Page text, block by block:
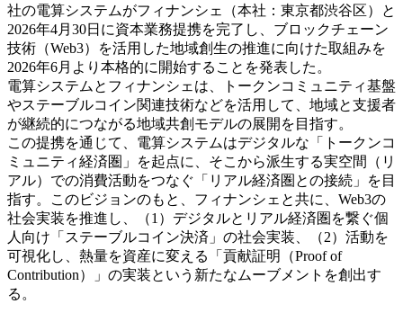
社の電算システムがフィナンシェ（本社：東京都渋谷区）と
2026年4月30日に資本業務提携を完了し、ブロックチェーン
技術（Web3）を活用した地域創生の推進に向けた取組みを
2026年6月より本格的に開始することを発表した。
電算システムとフィナンシェは、トークンコミュニティ基盤
やステーブルコイン関連技術などを活用して、地域と支援者
が継続的につながる地域共創モデルの展開を目指す。
この提携を通じて、電算システムはデジタルな「トークンコ
ミュニティ経済圏」を起点に、そこから派生する実空間（リ
アル）での消費活動をつなぐ「リアル経済圏との接続」を目
指す。このビジョンのもと、フィナンシェと共に、Web3の
社会実装を推進し、（1）デジタルとリアル経済圏を繋ぐ個
人向け「ステーブルコイン決済」の社会実装、（2）活動を
可視化し、熱量を資産に変える「貢献証明（Proof of
Contribution）」の実装という新たなムーブメントを創出す
る。